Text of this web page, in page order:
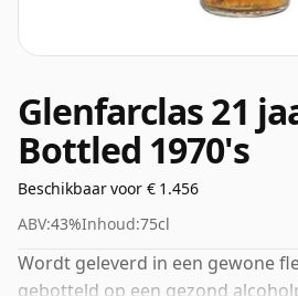
Glenfarclas 21
Bottled 1970's
Beschikbaar voor € 1.456
ABV:43%Inhoud:75cl
Wordt geleverd in een gewone
gebotteld op een gezond